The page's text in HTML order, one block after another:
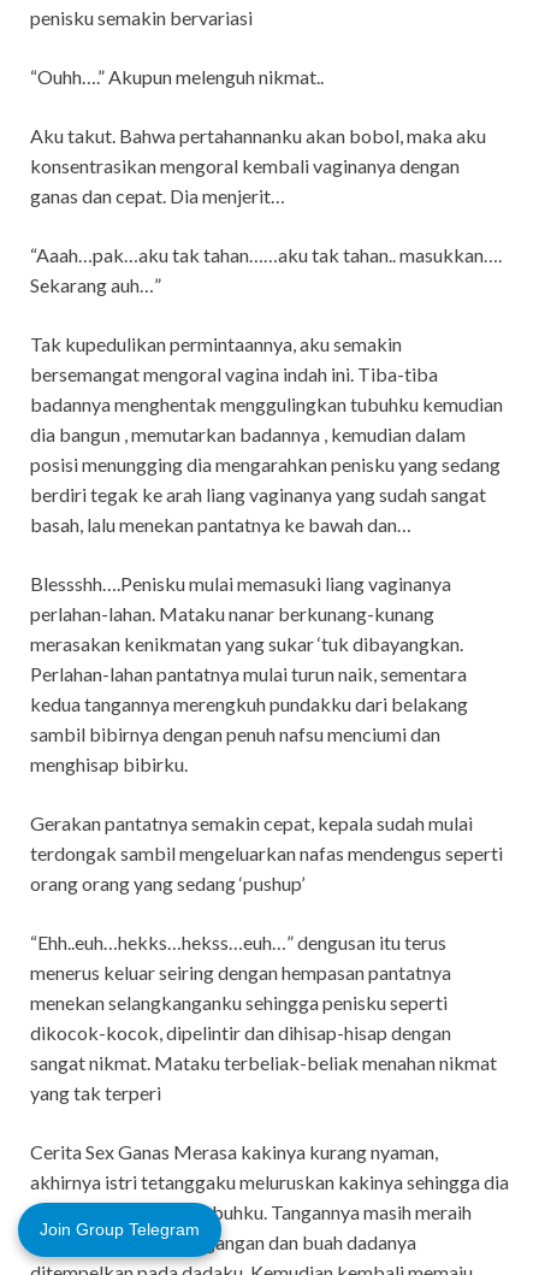
penisku semakin bervariasi
“Ouhh….” Akupun melenguh nikmat..
Aku takut. Bahwa pertahannanku akan bobol, maka aku
konsentrasikan mengoral kembali vaginanya dengan
ganas dan cepat. Dia menjerit…
“Aaah…pak…aku tak tahan……aku tak tahan.. masukkan….
Sekarang auh…”
Tak kupedulikan permintaannya, aku semakin
bersemangat mengoral vagina indah ini. Tiba-tiba
badannya menghentak menggulingkan tubuhku kemudian
dia bangun , memutarkan badannya , kemudian dalam
posisi menungging dia mengarahkan penisku yang sedang
berdiri tegak ke arah liang vaginanya yang sudah sangat
basah, lalu menekan pantatnya ke bawah dan…
Blessshh….Penisku mulai memasuki liang vaginanya
perlahan-lahan. Mataku nanar berkunang-kunang
merasakan kenikmatan yang sukar ‘tuk dibayangkan.
Perlahan-lahan pantatnya mulai turun naik, sementara
kedua tangannya merengkuh pundakku dari belakang
sambil bibirnya dengan penuh nafsu menciumi dan
menghisap bibirku.
Gerakan pantatnya semakin cepat, kepala sudah mulai
terdongak sambil mengeluarkan nafas mendengus seperti
orang orang yang sedang ‘pushup’
“Ehh..euh…hekks…hekss…euh…” dengusan itu terus
menerus keluar seiring dengan hempasan pantatnya
menekan selangkanganku sehingga penisku seperti
dikocok-kocok, dipelintir dan dihisap-hisap dengan
sangat nikmat. Mataku terbeliak-beliak menahan nikmat
yang tak terperi
Cerita Sex Ganas Merasa kakinya kurang nyaman,
akhirnya istri tetanggaku meluruskan kakinya sehingga dia
telungkup menindih tubuhku. Tangannya masih meraih
pundakku sebagai pegangan dan buah dadanya
Join Group Telegram